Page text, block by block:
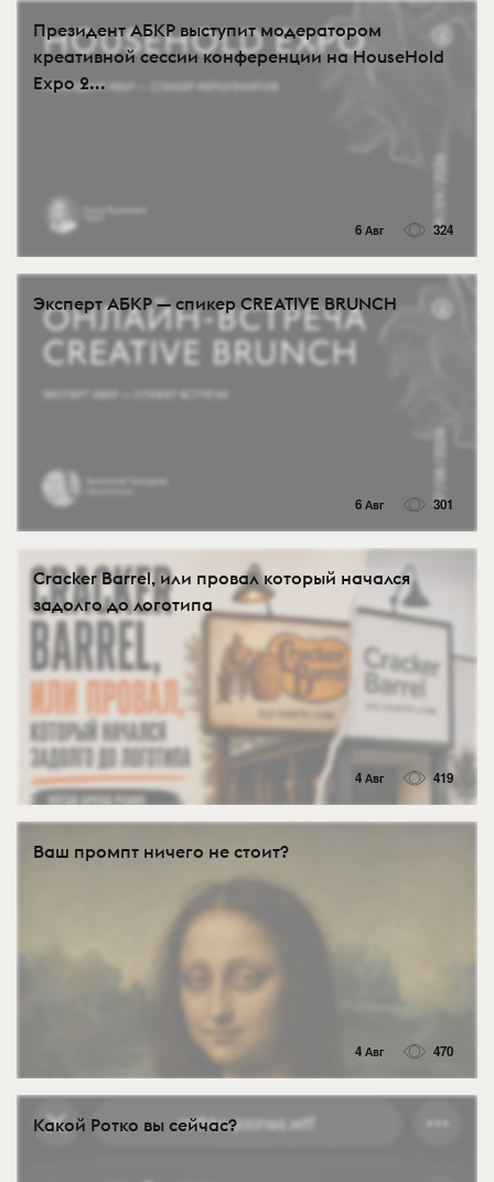
Президент АБКР выступит модератором
креативной сессии конференции на HouseHold
Expo 2...
6 Авг 324
Эксперт АБКР — спикер CREATIVE BRUNCH
6 Авг 301
Cracker Barrel, или провал который начался
задолго до логотипа
4 Авг 419
Ваш промпт ничего не стоит?
4 Авг 470
Какой Ротко вы сейчас?